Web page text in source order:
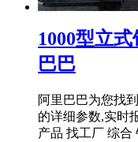
1000型立
巴巴
阿里巴巴为您找
的详细参数,实时
产品 找工厂 综合